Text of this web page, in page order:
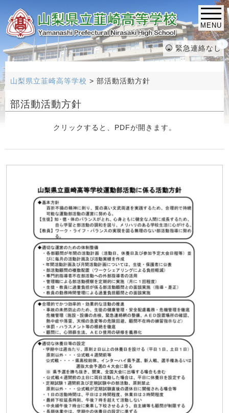
MENU
緊急連絡なし
山梨県立韮崎高等学校 > 部活動活動方針
部活動活動方針
クリックすると、PDFが開きます。